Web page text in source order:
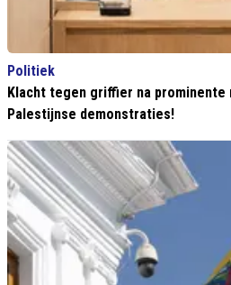
Politiek
Klacht tegen griffier na prominente
Palestijnse demonstraties!